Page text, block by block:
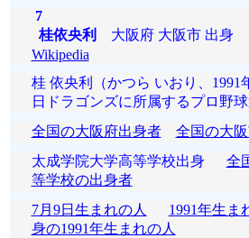
7
桂依央利
大阪府 大阪市 出身
Wikipedia
桂 依央利（かつら いおり、1991
日ドラゴンズに所属するプロ野球
全国の大阪府出身者
全国の大
太成学院大学高等学校出身 全
等学校の出身者
7月9日生まれの人
1991年生ま
身の1991年生まれの人